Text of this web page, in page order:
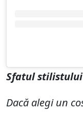
Sfatul stilistului
Dacă alegi un